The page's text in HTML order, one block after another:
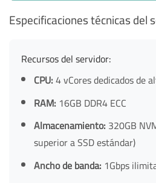
Especificaciones técnicas del
Recursos del servidor:
CPU:4 vCores dedicados de
RAM: 16GB DDR4 ECC
Almacenamiento: 320GB
superior a SSD estándar)
Ancho de banda: 1Gbps